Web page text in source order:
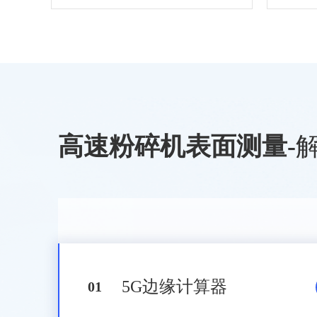
高速粉碎机表面测量-
01 5G边缘计算器